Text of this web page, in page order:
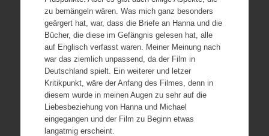
zu bemängeln wären. Was mich ganz besonders
geärgert hat, war, dass die Briefe an Hanna und die
Bücher, die diese im Gefängnis gelesen hat, alle
auf Englisch verfasst waren. Meiner Meinung nach
war das ziemlich unpassend, da der Film in
Deutschland spielt. Ein weiterer und letzer
Kritikpunkt, wäre der Anfang des Filmes, denn in
diesem wurde in meinen Augen zu sehr auf die
Liebesbeziehung von Hanna und Michael
eingegangen und der Film zu Beginn etwas
langatmig erscheint.